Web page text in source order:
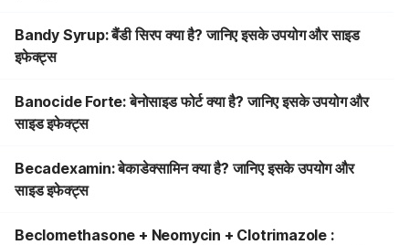
Bandy Syrup: बैंडी सिरप क्या है? जानिए इसके उपयोग और साइड
इफेक्ट्स
Banocide Forte: बेनोसाइड फोर्ट क्या है? जानिए इसके उपयोग और
साइड इफेक्ट्स
Becadexamin: बेकाडेक्सामिन क्या है? जानिए इसके उपयोग और
साइड इफेक्ट्स
Beclomethasone + Neomycin + Clotrimazole :